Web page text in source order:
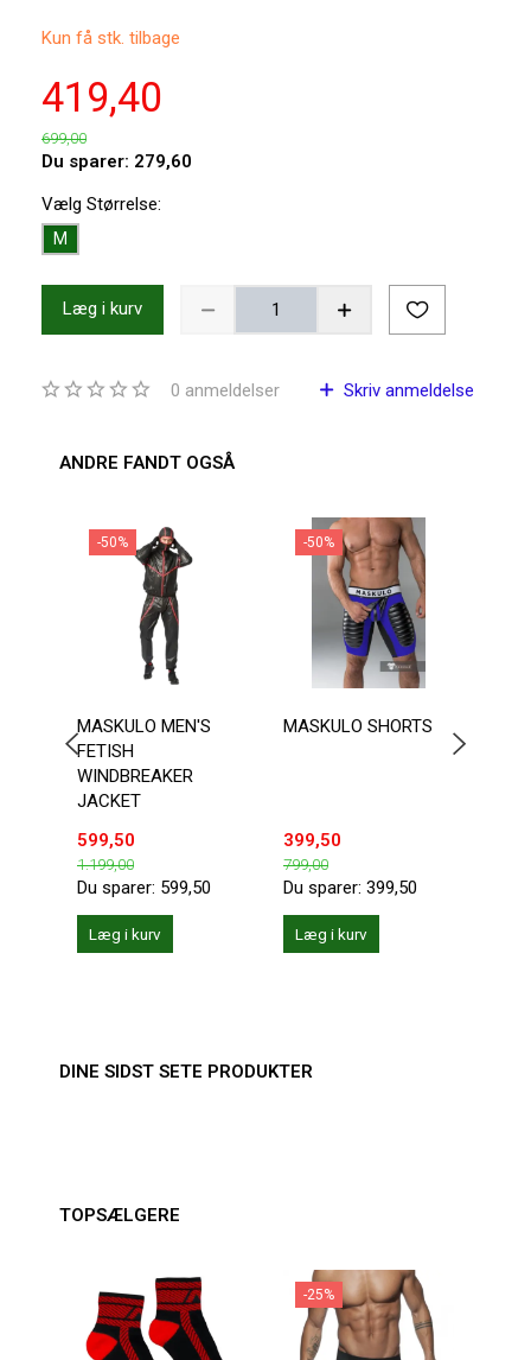
Kun få stk. tilbage
419,40
699,00
Du sparer: 279,60
Vælg Størrelse:
M
Læg i kurv
0 anmeldelser Skriv anmeldelse
ANDRE FANDT OGSÅ
-50%
MASKULO MEN'S
FETISH
WINDBREAKER
JACKET
599,50
1.199,00
Du sparer: 599,50
Læg i kurv
-50%
MASKULO SHORTS
399,50
799,00
Du sparer: 399,50
Læg i kurv
DINE SIDST SETE PRODUKTER
TOPSÆLGERE
-25%